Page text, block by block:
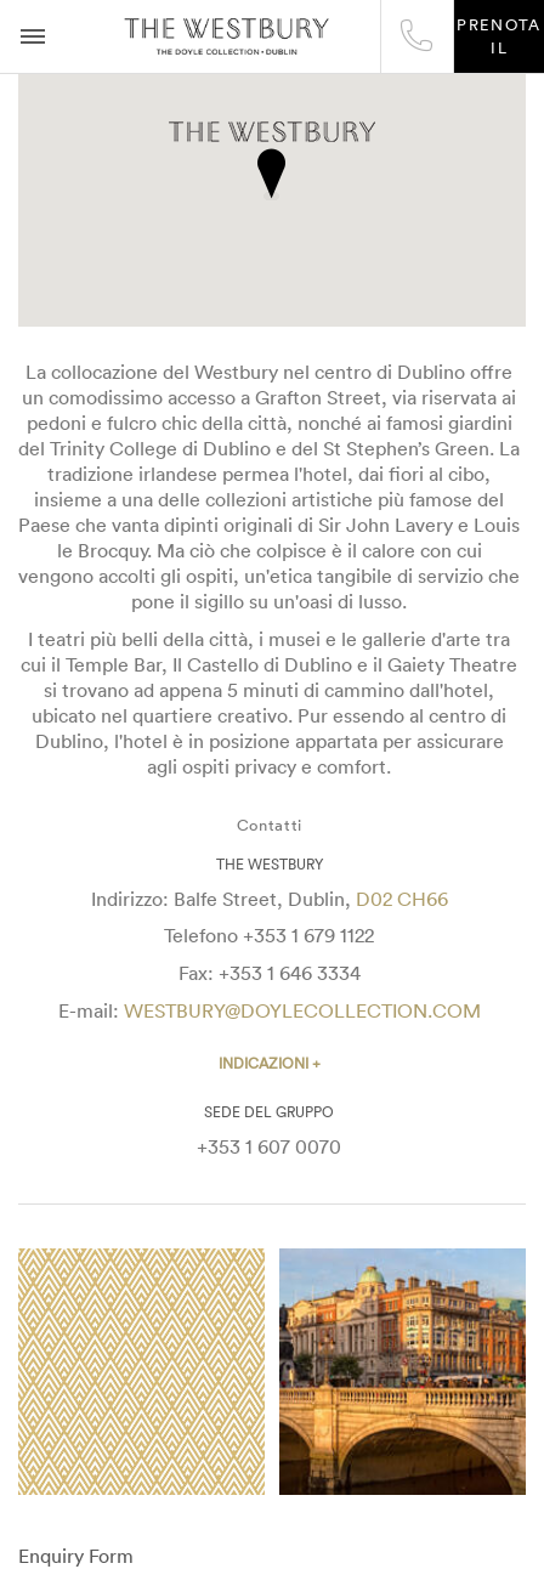
PRENOTA
IL
La collocazione del Westbury nel centro di Dublino offre
un comodissimo accesso a Grafton Street, via riservata ai
pedoni e fulcro chic della città, nonché ai famosi giardini
del Trinity College di Dublino e del St Stephen’s Green. La
tradizione irlandese permea l'hotel, dai fiori al cibo,
insieme a una delle collezioni artistiche più famose del
Paese che vanta dipinti originali di Sir John Lavery e Louis
le Brocquy. Ma ciò che colpisce è il calore con cui
vengono accolti gli ospiti, un'etica tangibile di servizio che
pone il sigillo su un'oasi di lusso.
I teatri più belli della città, i musei e le gallerie d'arte tra
cui il Temple Bar, Il Castello di Dublino e il Gaiety Theatre
si trovano ad appena 5 minuti di cammino dall'hotel,
ubicato nel quartiere creativo. Pur essendo al centro di
Dublino, l'hotel è in posizione appartata per assicurare
agli ospiti privacy e comfort.
Contatti
THE WESTBURY
Indirizzo: Balfe Street, Dublin, D02 CH66
Telefono +353 1 679 1122
Fax: +353 1 646 3334
E-mail: WESTBURY@DOYLECOLLECTION.COM
INDICAZIONI +
SEDE DEL GRUPPO
+353 1 607 0070
Enquiry Form